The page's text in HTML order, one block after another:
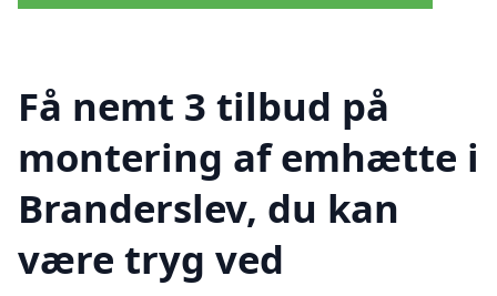
Få nemt 3 tilbud på
montering af emhætte i
Branderslev, du kan
være tryg ved